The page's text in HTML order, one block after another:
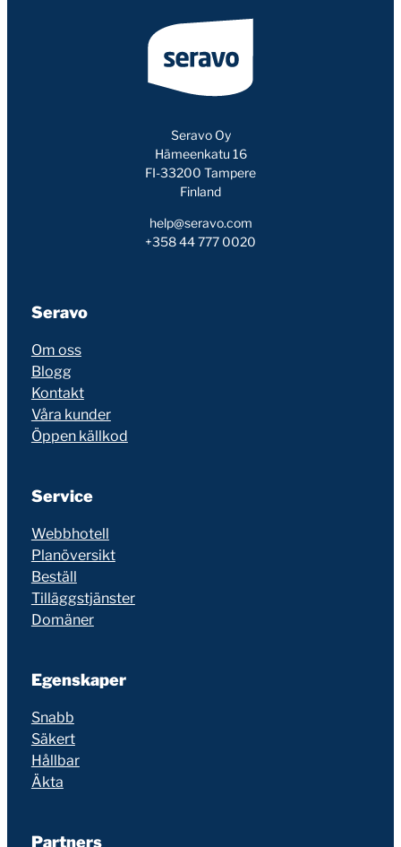
Seravo Oy
Hämeenkatu 16
FI-33200 Tampere
Finland
help@seravo.com
+358 44 777 0020
Seravo
Om oss
Blogg
Kontakt
Våra kunder
Öppen källkod
Service
Webbhotell
Planöversikt
Beställ
Tilläggstjänster
Domäner
Egenskaper
Snabb
Säkert
Hållbar
Äkta
Partners